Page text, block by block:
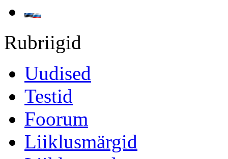
Rubriigid
Uudised
Testid
Foorum
Liiklusmärgid